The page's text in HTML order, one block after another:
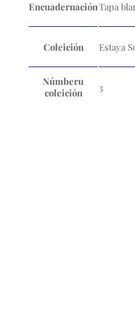
EncuadernaciónTapa
Coleición Estaya
Númberu
coleición
3